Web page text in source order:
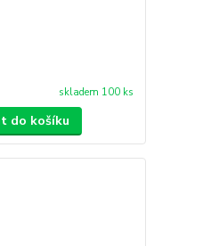
skladem 100 ks
do košíku